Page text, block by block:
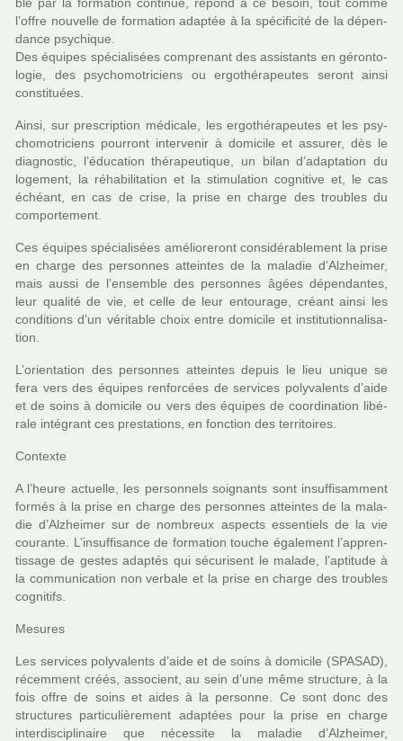
ble par la for­ma­tion conti­nue, répond à ce besoin, tout comme
l’offre nou­velle de for­ma­tion adap­tée à la spé­ci­fi­cité de la dépen­
dance psy­chi­que.
Des équipes spé­cia­li­sées com­pre­nant des assis­tants en géron­to­
lo­gie, des psy­cho­mo­tri­ciens ou ergo­thé­ra­peu­tes seront ainsi
cons­ti­tuées.
Ainsi, sur pres­crip­tion médi­cale, les ergo­thé­ra­peu­tes et les psy­
cho­mo­tri­ciens pour­ront inter­ve­nir à domi­cile et assu­rer, dès le
diag­nos­tic, l’éducation thé­ra­peu­ti­que, un bilan d’adap­ta­tion du
loge­ment, la réha­bi­li­ta­tion et la sti­mu­la­tion cog­ni­tive et, le cas
échéant, en cas de crise, la prise en charge des trou­bles du
com­por­te­ment.
Ces équipes spé­cia­li­sées amé­lio­re­ront consi­dé­ra­ble­ment la prise
en charge des per­son­nes attein­tes de la mala­die d’Alzheimer,
mais aussi de l’ensem­ble des per­son­nes âgées dépen­dan­tes,
leur qua­lité de vie, et celle de leur entou­rage, créant ainsi les
condi­tions d’un véri­ta­ble choix entre domi­cile et ins­ti­tu­tion­na­li­sa­
tion.
L’orien­ta­tion des per­son­nes attein­tes depuis le lieu unique se
fera vers des équipes ren­for­cées de ser­vi­ces poly­va­lents d’aide
et de soins à domi­cile ou vers des équipes de coor­di­na­tion libé­
rale inté­grant ces pres­ta­tions, en fonc­tion des ter­ri­toi­res.
Contexte
A l’heure actuelle, les per­son­nels soi­gnants sont insuf­fi­sam­ment
formés à la prise en charge des per­son­nes attein­tes de la mala­
die d’Alzheimer sur de nom­breux aspects essen­tiels de la vie
cou­rante. L’insuf­fi­sance de for­ma­tion touche également l’appren­
tis­sage de gestes adap­tés qui sécu­ri­sent le malade, l’apti­tude à
la com­mu­ni­ca­tion non ver­bale et la prise en charge des trou­bles
cog­ni­tifs.
Mesures
Les ser­vi­ces poly­va­lents d’aide et de soins à domi­cile (SPASAD),
récem­ment créés, asso­cient, au sein d’une même struc­ture, à la
fois offre de soins et aides à la per­sonne. Ce sont donc des
struc­tu­res par­ti­cu­liè­re­ment adap­tées pour la prise en charge
inter­dis­ci­pli­naire que néces­site la mala­die d’Alzheimer,